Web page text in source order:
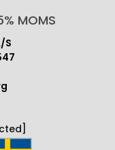
MOMS
S